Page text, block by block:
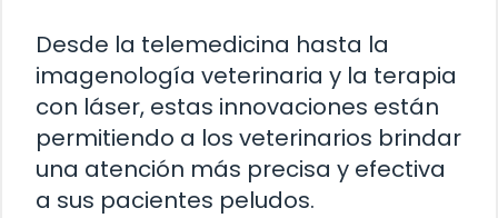
Desde la telemedicina hasta la
imagenología veterinaria y la terapia
con láser, estas innovaciones están
permitiendo a los veterinarios brindar
una atención más precisa y efectiva
a sus pacientes peludos.